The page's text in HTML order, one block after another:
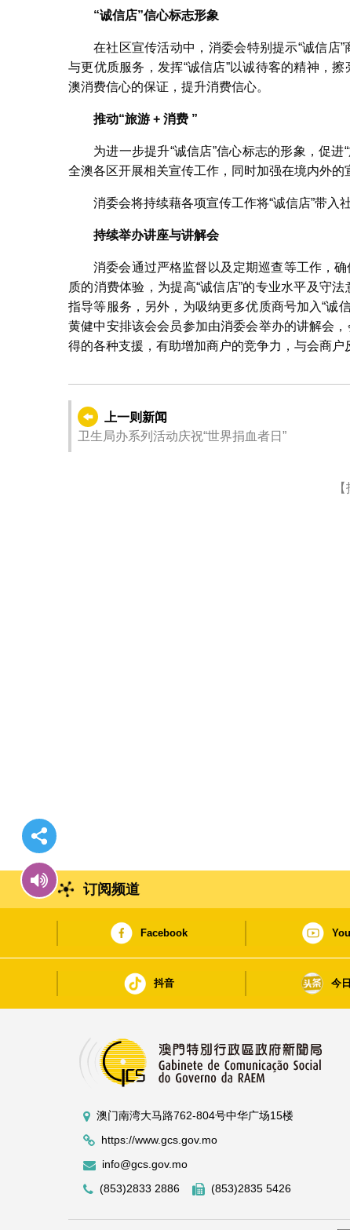
北区工商联会
“诚信店”信心标志形象
在社区宣传活动中，消委会特别提示“诚信店
与更优质服务，发挥“诚信店”以诚待客的精神，
澳消费信心的保证，提升消费信心。
推动“旅游 + 消费 ”
为进一步提升“诚信店”信心标志的形象，促
全澳各区开展相关宣传工作，同时加强在境内外的
消委会将持续藉各项宣传工作将“诚信店”带入
持续举办讲座与讲解会
消委会通过严格监督以及定期巡查等工作，
质的消费体验，为提高“诚信店”的专业水平及守
指导等服务，另外，为吸纳更多优质商号加入“诚
黄健中安排该会会员参加由消委会举办的讲解会
得的各种支援，有助增加商户的竞争力，与会商户
上一则新闻
卫生局办系列活动庆祝“世界捐血者日”
订阅频道
Facebook
抖音 今
澳门南湾大马路762-804号中华广场15楼
https://www.gcs.gov.mo
info@gcs.gov.mo
(853)2833 2886
(853)2835 5426